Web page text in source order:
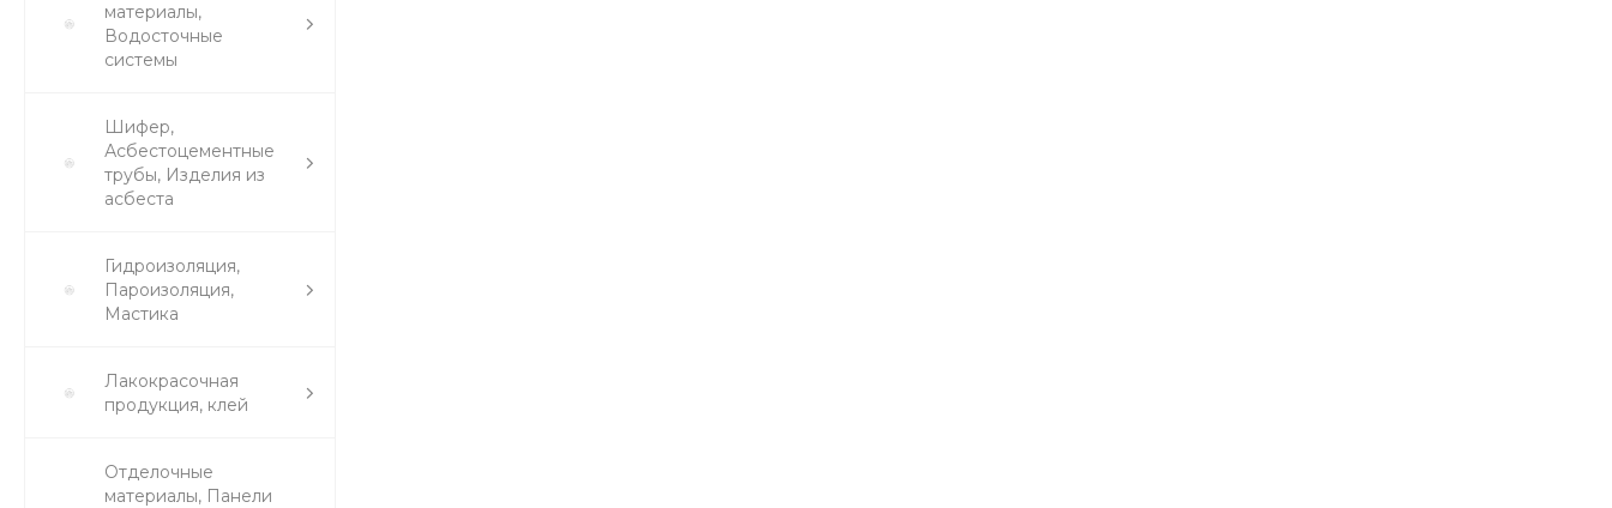
материалы,
Водосточные
системы
Шифер,
Асбестоцементные
трубы, Изделия из
асбеста
Гидроизоляция,
Пароизоляция,
Мастика
Лакокрасочная
продукция, клей
Отделочные
материалы, Панели